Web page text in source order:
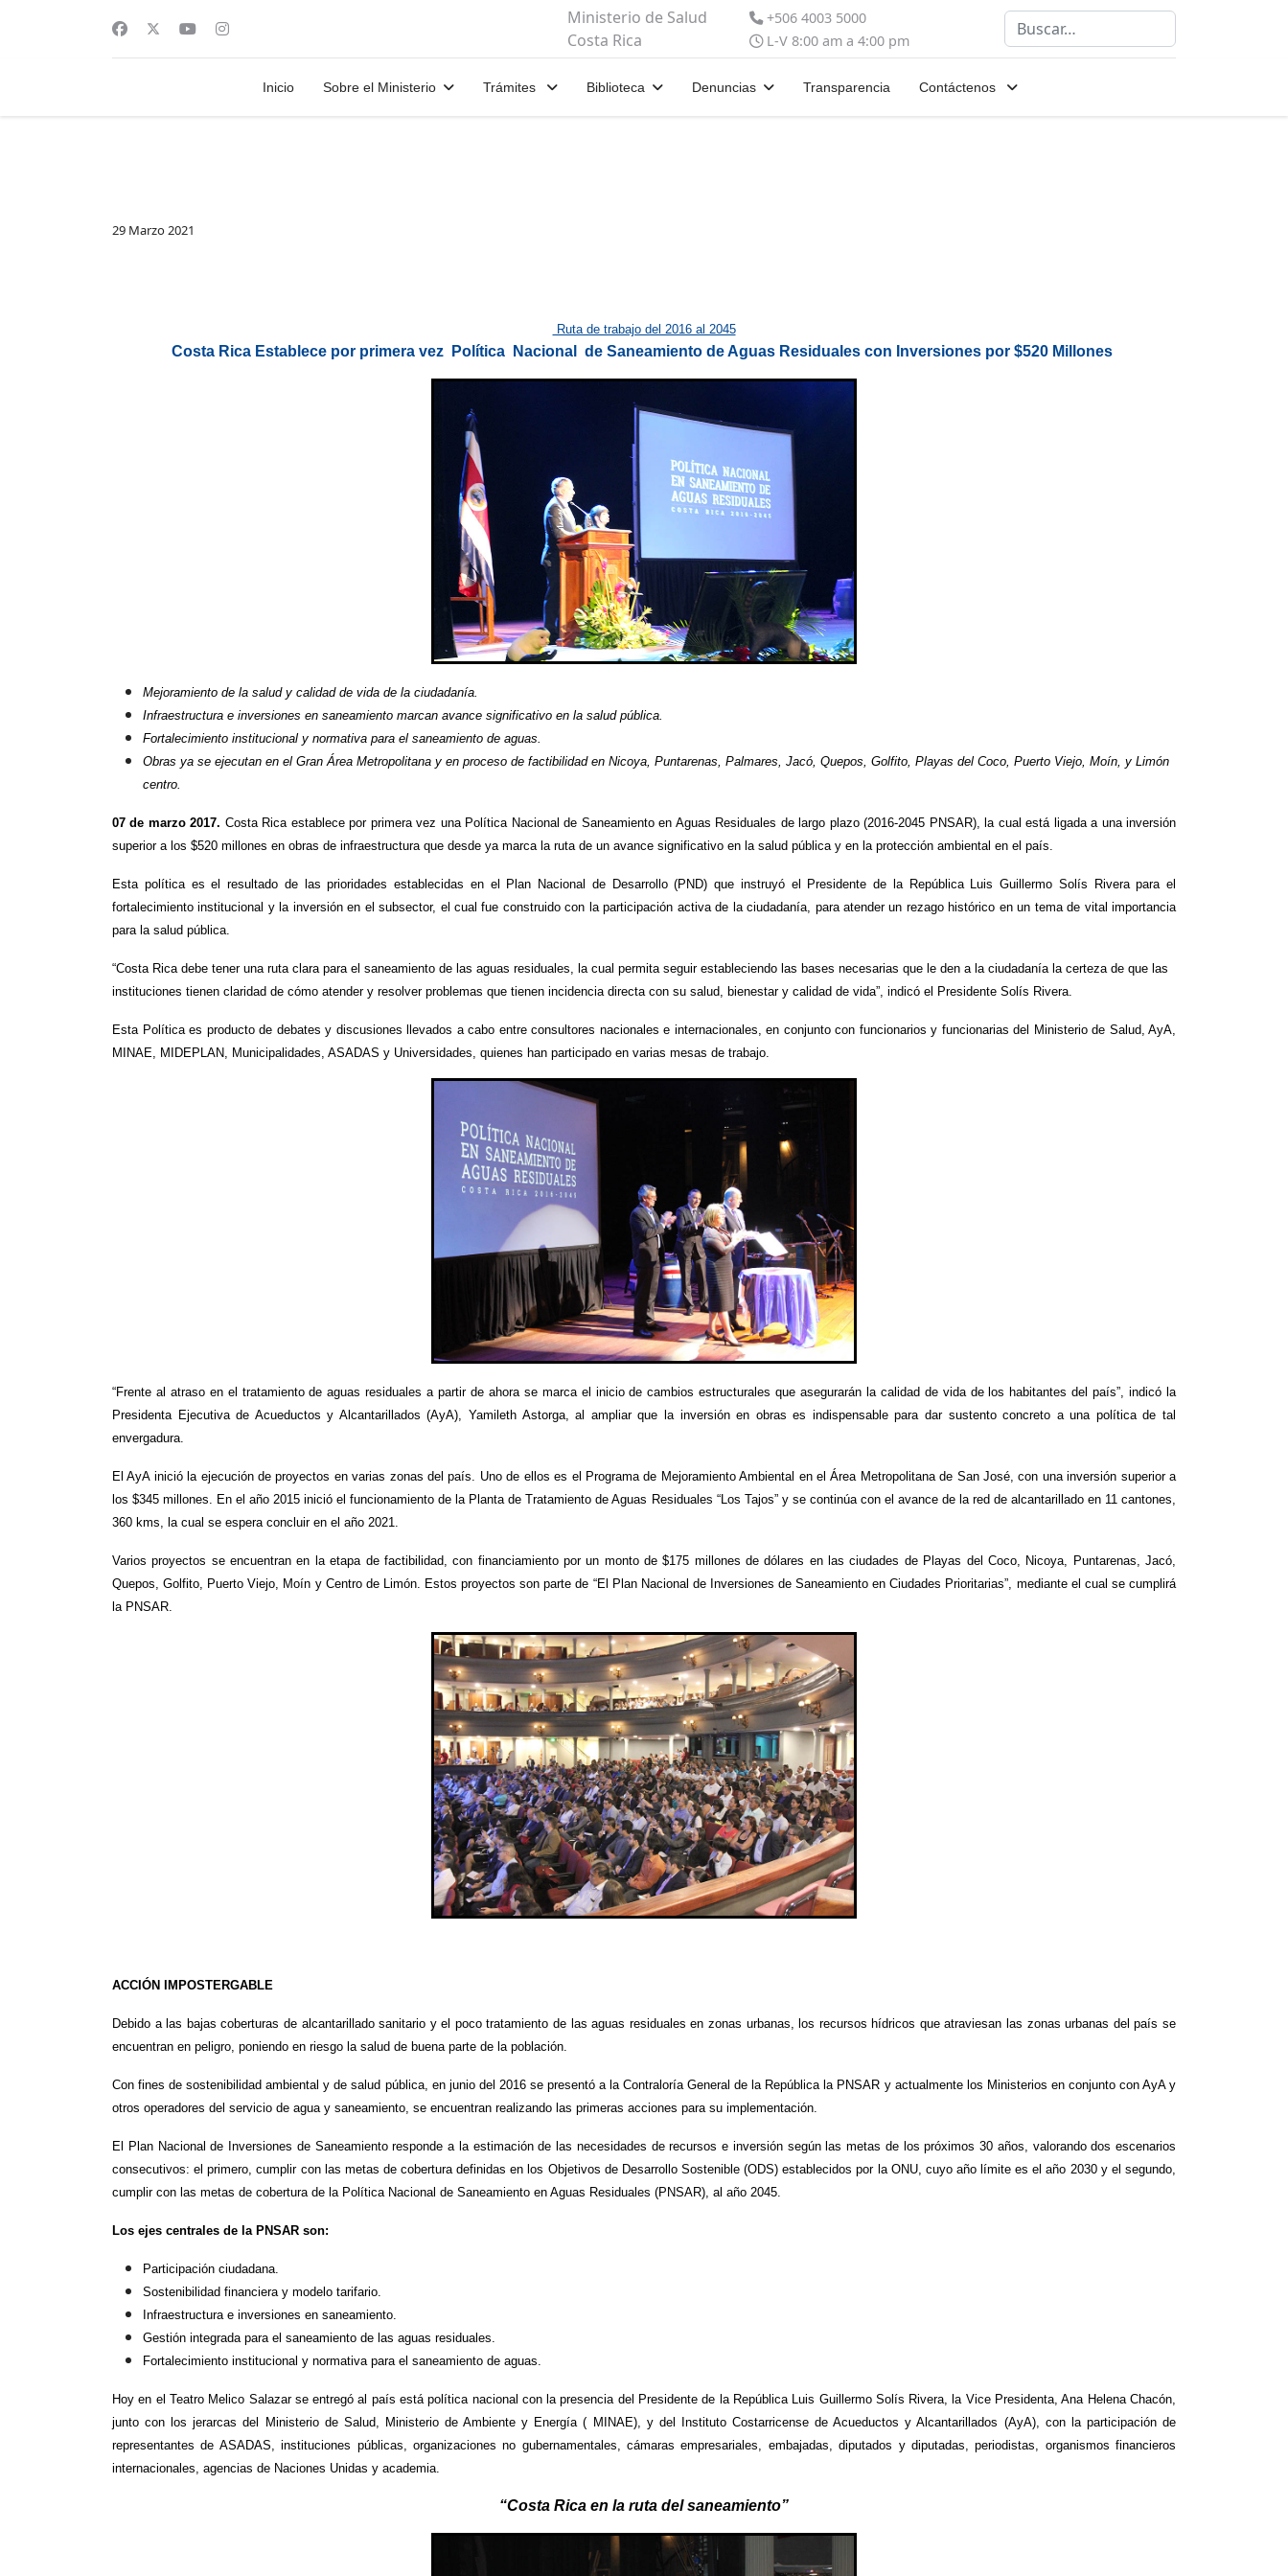
Ministerio de Salud
Costa Rica
+506 4003 5000
L-V 8:00 am a 4:00 pm
Buscar
Inicio Sobre el Ministerio Trámites Biblioteca Denuncias Transparencia Contáctenos
29 Marzo 2021
Ruta de trabajo del 2016 al 2045
Costa Rica Establece por primera vez Política Nacional de Saneamiento de Aguas Residuales con Inversiones por $520 Millones
Mejoramiento de la salud y calidad de vida de la ciudadanía.
Infraestructura e inversiones en saneamiento marcan avance significativo en la salud pública.
Fortalecimiento institucional y normativa para el saneamiento de aguas.
Obras ya se ejecutan en el Gran Área Metropolitana y en proceso de factibilidad en Nicoya, Puntarenas, Palmares, Jacó, Quepos, Golfito, Playas del Coco, Puerto Viejo, Moín, y Limón
centro.
07 de marzo 2017. Costa Rica establece por primera vez una Política Nacional de Saneamiento en Aguas Residuales de largo plazo (2016-2045 PNSAR), la cual está ligada a una inversión
superior a los $520 millones en obras de infraestructura que desde ya marca la ruta de un avance significativo en la salud pública y en la protección ambiental en el país.
Esta política es el resultado de las prioridades establecidas en el Plan Nacional de Desarrollo (PND) que instruyó el Presidente de la República Luis Guillermo Solís Rivera para el
fortalecimiento institucional y la inversión en el subsector, el cual fue construido con la participación activa de la ciudadanía, para atender un rezago histórico en un tema de vital importancia
para la salud pública.
“Costa Rica debe tener una ruta clara para el saneamiento de las aguas residuales, la cual permita seguir estableciendo las bases necesarias que le den a la ciudadanía la certeza de que las
instituciones tienen claridad de cómo atender y resolver problemas que tienen incidencia directa con su salud, bienestar y calidad de vida”, indicó el Presidente Solís Rivera.
Esta Política es producto de debates y discusiones llevados a cabo entre consultores nacionales e internacionales, en conjunto con funcionarios y funcionarias del Ministerio de Salud, AyA,
MINAE, MIDEPLAN, Municipalidades, ASADAS y Universidades, quienes han participado en varias mesas de trabajo.
“Frente al atraso en el tratamiento de aguas residuales a partir de ahora se marca el inicio de cambios estructurales que asegurarán la calidad de vida de los habitantes del país”, indicó la
Presidenta Ejecutiva de Acueductos y Alcantarillados (AyA), Yamileth Astorga, al ampliar que la inversión en obras es indispensable para dar sustento concreto a una política de tal
envergadura.
El AyA inició la ejecución de proyectos en varias zonas del país. Uno de ellos es el Programa de Mejoramiento Ambiental en el Área Metropolitana de San José, con una inversión superior a
los $345 millones. En el año 2015 inició el funcionamiento de la Planta de Tratamiento de Aguas Residuales “Los Tajos” y se continúa con el avance de la red de alcantarillado en 11 cantones,
360 kms, la cual se espera concluir en el año 2021.
Varios proyectos se encuentran en la etapa de factibilidad, con financiamiento por un monto de $175 millones de dólares en las ciudades de Playas del Coco, Nicoya, Puntarenas, Jacó,
Quepos, Golfito, Puerto Viejo, Moín y Centro de Limón. Estos proyectos son parte de “El Plan Nacional de Inversiones de Saneamiento en Ciudades Prioritarias”, mediante el cual se cumplirá
la PNSAR.
ACCIÓN IMPOSTERGABLE
Debido a las bajas coberturas de alcantarillado sanitario y el poco tratamiento de las aguas residuales en zonas urbanas, los recursos hídricos que atraviesan las zonas urbanas del país se
encuentran en peligro, poniendo en riesgo la salud de buena parte de la población.
Con fines de sostenibilidad ambiental y de salud pública, en junio del 2016 se presentó a la Contraloría General de la República la PNSAR y actualmente los Ministerios en conjunto con AyA y
otros operadores del servicio de agua y saneamiento, se encuentran realizando las primeras acciones para su implementación.
El Plan Nacional de Inversiones de Saneamiento responde a la estimación de las necesidades de recursos e inversión según las metas de los próximos 30 años, valorando dos escenarios
consecutivos: el primero, cumplir con las metas de cobertura definidas en los Objetivos de Desarrollo Sostenible (ODS) establecidos por la ONU, cuyo año límite es el año 2030 y el segundo,
cumplir con las metas de cobertura de la Política Nacional de Saneamiento en Aguas Residuales (PNSAR), al año 2045.
Los ejes centrales de la PNSAR son:
Participación ciudadana.
Sostenibilidad financiera y modelo tarifario.
Infraestructura e inversiones en saneamiento.
Gestión integrada para el saneamiento de las aguas residuales.
Fortalecimiento institucional y normativa para el saneamiento de aguas.
Hoy en el Teatro Melico Salazar se entregó al país está política nacional con la presencia del Presidente de la República Luis Guillermo Solís Rivera, la Vice Presidenta, Ana Helena Chacón,
junto con los jerarcas del Ministerio de Salud, Ministerio de Ambiente y Energía ( MINAE), y del Instituto Costarricense de Acueductos y Alcantarillados (AyA), con la participación de
representantes de ASADAS, instituciones públicas, organizaciones no gubernamentales, cámaras empresariales, embajadas, diputados y diputadas, periodistas, organismos financieros
internacionales, agencias de Naciones Unidas y academia.
“Costa Rica en la ruta del saneamiento”